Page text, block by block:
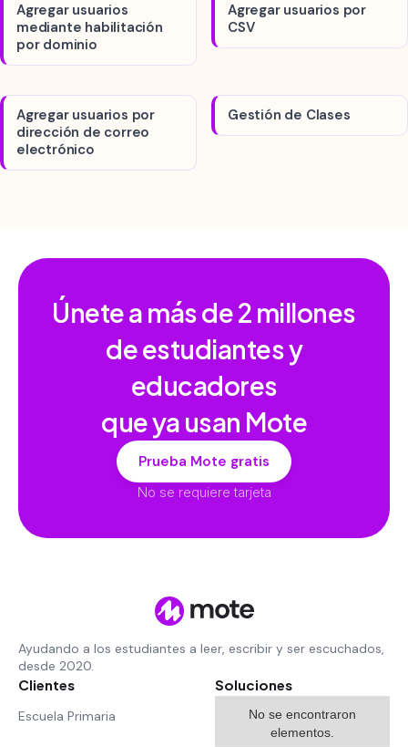
Agregar usuarios
mediante habilitación
por dominio
Agregar usuarios por
CSV
Agregar usuarios por
dirección de correo
electrónico
Gestión de Clases
Únete a más de2 millones
de estudiantes y
educadores
que ya usan Mote
Prueba Mote gratis
No se requiere tarjeta
Ayudando a los estudiantes a leer, escribir y ser escuchados,
desde 2020.
Clientes
Escuela Primaria
Soluciones
No se encontraron
elementos.